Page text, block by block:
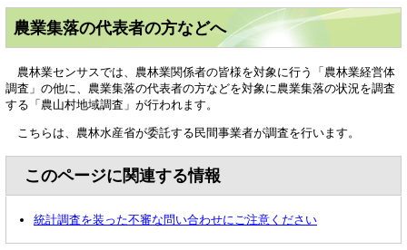
農業集落の代表者の方などへ
農林業センサスでは、農林業関係者の皆様を対象に行う「農林業経営体
調査」の他に、農業集落の代表者の方などを対象に農業集落の状況を調査
する「農山村地域調査」が行われます。
こちらは、農林水産省が委託する民間事業者が調査を行います。
このページに関連する情報
統計調査を装った不審な問い合わせにご注意ください